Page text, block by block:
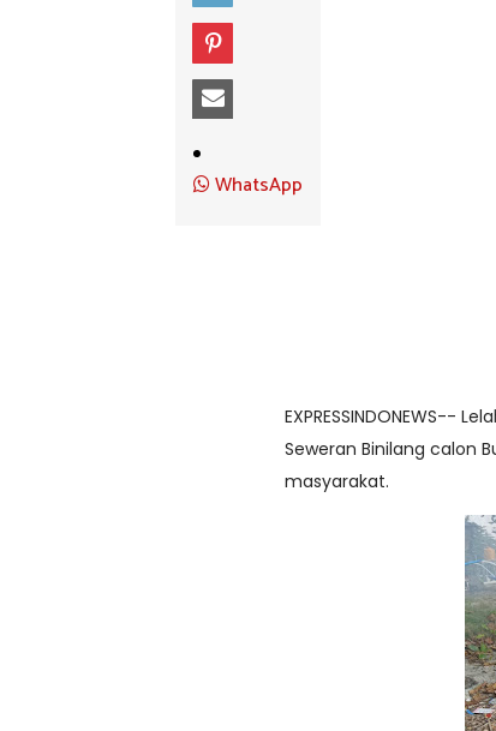
WhatsApp
EXPRESSINDONEWS--
Seweran Binilang calon
masyarakat.